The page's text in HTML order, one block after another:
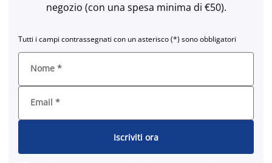
negozio (con una spesa minima di €50).
Tutti i campi contrassegnati con un asterisco (*) sono obbligatori
Nome *
Email *
Iscriviti ora